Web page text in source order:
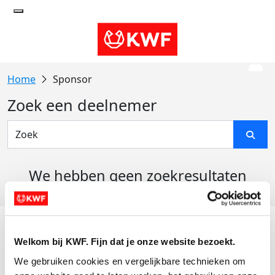
Welkom bij KWF. Fijn dat je onze website bezoekt.
We gebruiken cookies en vergelijkbare technieken om
Sponsor
Zoek een deelnemer
We hebben geen zoekresultaten
Actiematerialen
Evenementen